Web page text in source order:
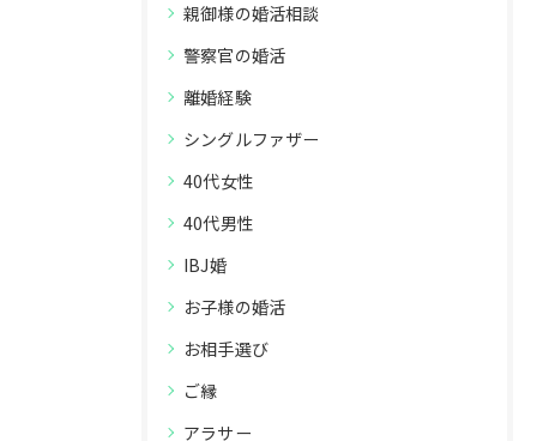
親御様の婚活相談
警察官の婚活
離婚経験
シングルファザー
40代女性
40代男性
IBJ婚
お子様の婚活
お相手選び
ご縁
アラサー